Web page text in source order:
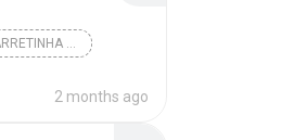
< DJ RONY MIX CARRETINHA J.SOM >
2 months ago